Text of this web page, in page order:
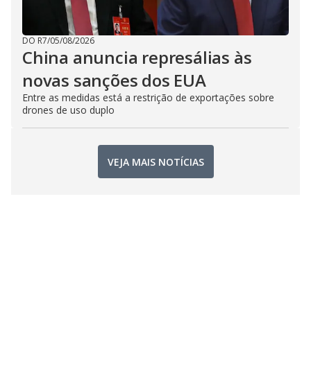
DO R7/05/08/2026
China anuncia represálias às
novas sanções dos EUA
Entre as medidas está a restrição de exportações sobre
drones de uso duplo
VEJA MAIS NOTÍCIAS